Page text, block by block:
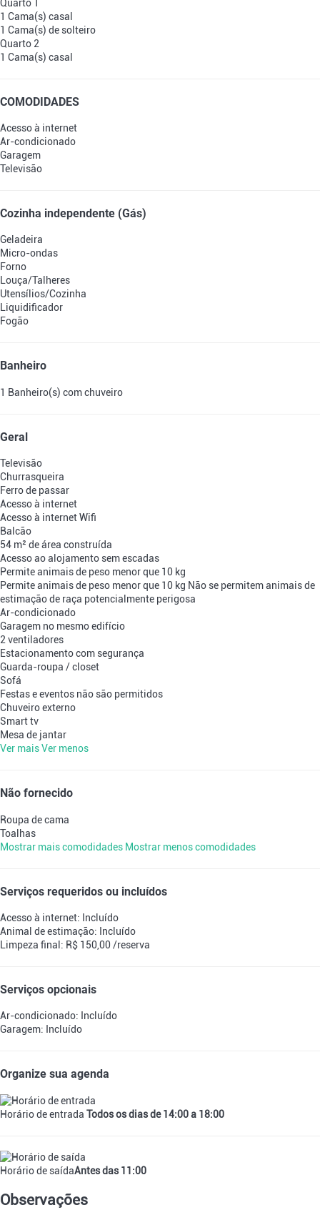
Quarto 1
1 Cama(s) casal
1 Cama(s) de solteiro
Quarto 2
1 Cama(s) casal
COMODIDADES
Acesso à internet
Ar-condicionado
Garagem
Televisão
Cozinha independente (Gás)
Geladeira
Micro-ondas
Forno
Louça/Talheres
Utensílios/Cozinha
Liquidificador
Fogão
Banheiro
1 Banheiro(s) com chuveiro
Geral
Televisão
Churrasqueira
Ferro de passar
Acesso à internet
Acesso à internetWifi
Balcão
54 m² de área construída
Acesso ao alojamento sem escadas
Permite animais de peso menor que 10 kg
Permite animais de peso menor que 10 kg Não se permitem animais de
estimação de raça potencialmente perigosa
Ar-condicionado
Garagem no mesmo edifício
2 ventiladores
Estacionamento com segurança
Guarda-roupa / closet
Sofá
Festas e eventos não são permitidos
Chuveiro externo
Smart tv
Mesa de jantar
Ver maisVer menos
Não fornecido
Roupa de cama
Toalhas
Mostrar mais comodidades Mostrar menos comodidades
Serviços requeridos ou incluídos
Acesso à internet: Incluído
Animal de estimação: Incluído
Limpeza final: R$ 150,00 /reserva
Serviços opcionais
Ar-condicionado: Incluído
Garagem: Incluído
Organize sua agenda
Horário de entrada Todos os dias de 14:00 a 18:00
Horário de saídaAntes das 11:00
Observações